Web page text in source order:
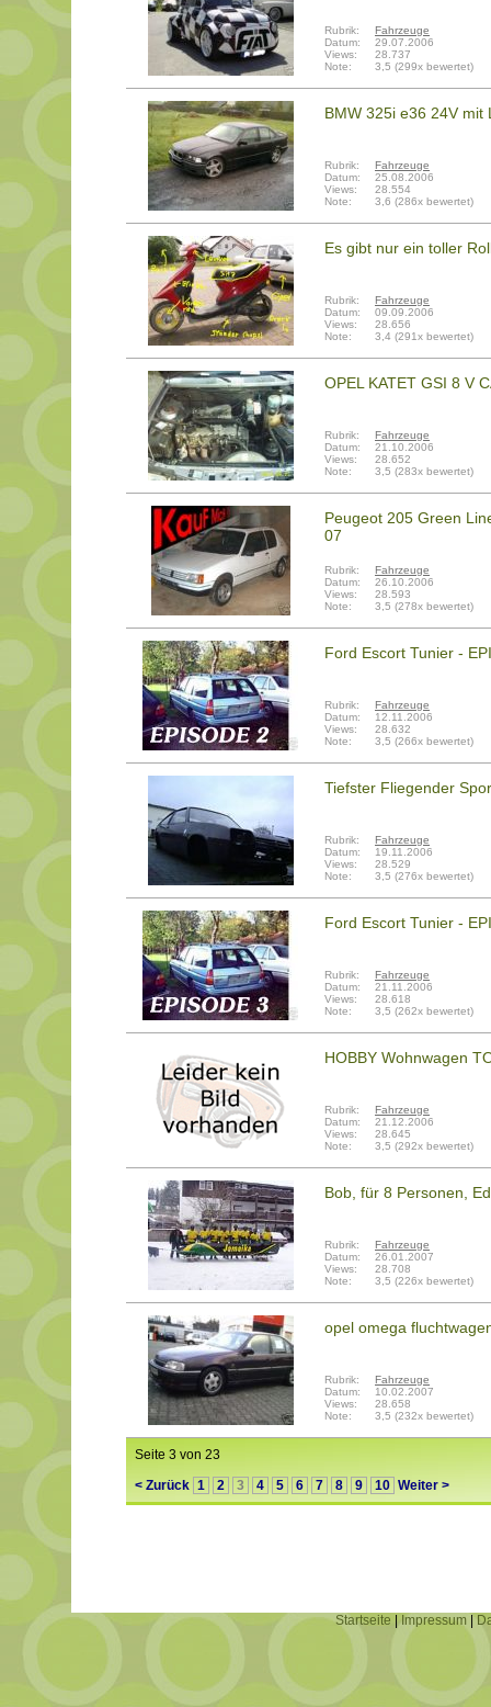
Rubrik:
Fahrzeuge
Datum:
29.07.2006
Views:
28.737
Note:
3,5 (299x bewertet)
BMW 325i e36 24V
Rubrik:
Fahrzeuge
Datum:
25.08.2006
Views:
28.554
Note:
3,6 (286x bewertet)
Es gibt nur ein toller
Rubrik:
Fahrzeuge
Datum:
09.09.2006
Views:
28.656
Note:
3,4 (291x bewertet)
OPEL KATET GSI 8 V
Rubrik:
Fahrzeuge
Datum:
21.10.2006
Views:
28.652
Note:
3,5 (283x bewertet)
Peugeot 205 Green
07
Rubrik:
Fahrzeuge
Datum:
26.10.2006
Views:
28.593
Note:
3,5 (278x bewertet)
Ford Escort Tunier -
Rubrik:
Fahrzeuge
Datum:
12.11.2006
Views:
28.632
Note:
3,5 (266x bewertet)
Tiefster Fliegender
Rubrik:
Fahrzeuge
Datum:
19.11.2006
Views:
28.529
Note:
3,5 (276x bewertet)
Ford Escort Tunier -
Rubrik:
Fahrzeuge
Datum:
21.11.2006
Views:
28.618
Note:
3,5 (262x bewertet)
HOBBY Wohnwagen
Rubrik:
Fahrzeuge
Datum:
21.12.2006
Views:
28.645
Note:
3,5 (292x bewertet)
Bob, für 8 Personen,
Rubrik:
Fahrzeuge
Datum:
26.01.2007
Views:
28.708
Note:
3,5 (226x bewertet)
opel omega
Rubrik:
Fahrzeuge
Datum:
10.02.2007
Views:
28.658
Note:
3,5 (232x bewertet)
Seite 3 von 23
< Zurück 1 2 3 4 5 6 7 8 9 10 Weiter >
Startseite |Impressum |